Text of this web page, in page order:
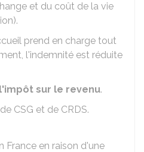
et du coût de la vie
prend en charge tout
l'indemnité est réduite
sur le revenu.
CSG et de CRDS.
France en raison d'une